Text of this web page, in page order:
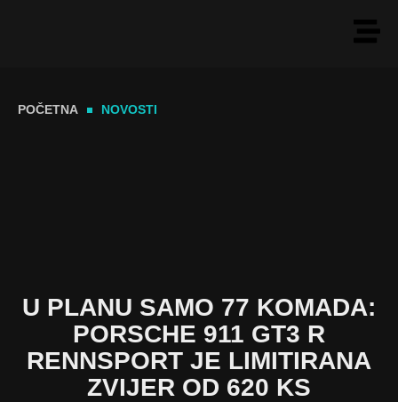
POČETNA NOVOSTI
U PLANU SAMO 77 KOMADA:
PORSCHE 911 GT3 R
RENNSPORT JE LIMITIRANA
ZVIJER OD 620 KS